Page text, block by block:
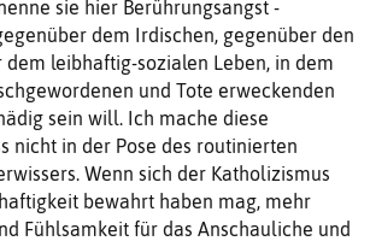
sie hier Berührungsangst -
dem Irdischen, gegenüber den
dem leibhaftig-sozialen Leben, in dem
und Tote erweckenden
sein will. Ich mache diese
nicht in der Pose des routinierten
Wenn sich der Katholizismus
bewahrt haben mag, mehr
Fühlsamkeit für das Anschauliche und